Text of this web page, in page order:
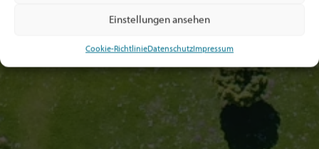
Einstellungen ansehen
Cookie-RichtlinieDatenschutzImpressum